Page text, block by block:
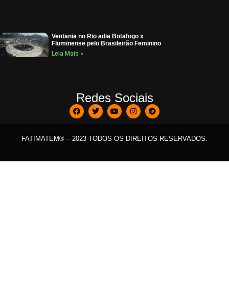
Ventania no Rio adia Botafogo x
Fluminense pelo Brasileirão Feminino
Leia Mais »
Redes Sociais
FATIMATEM® – 2023 TODOS OS DIREITOS RESERVADOS.